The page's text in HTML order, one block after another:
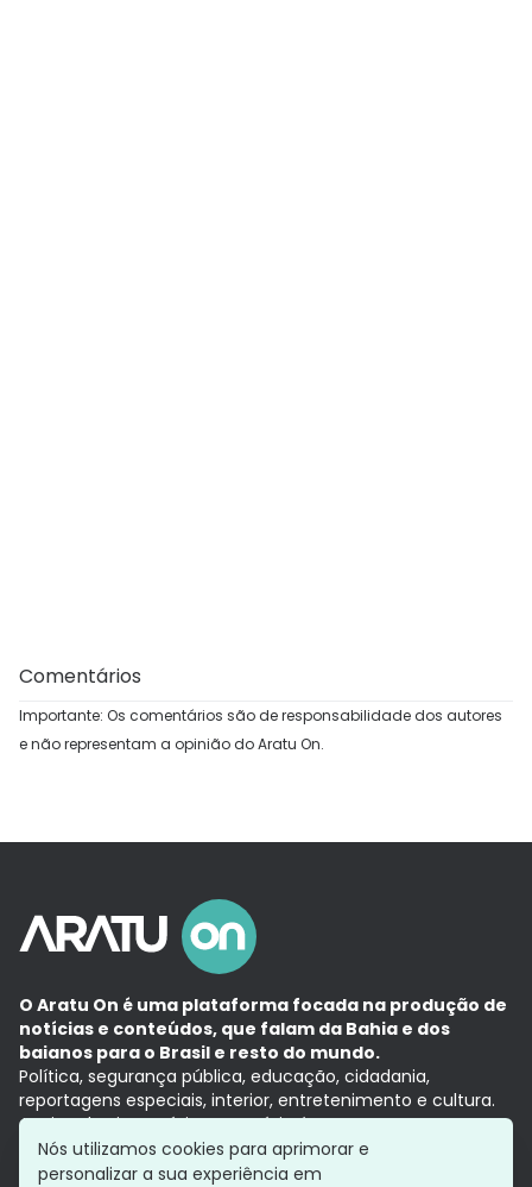
Comentários
Importante: Os comentários são de responsabilidade dos autores
e não representam a opinião do Aratu On.
O Aratu On é uma plataforma focada na produção de
notícias e conteúdos, que falam da Bahia e dos
baianos para o Brasil e resto do mundo.
Política, segurança pública, educação, cidadania,
reportagens especiais, interior, entretenimento e cultura.
Aqui, tudo vira notícia e a notícia é no tempo presente,
com a credibilidade do Grupo Aratu.
Grupo Aratu
Política de privacidade
Nós utilizamos cookies para aprimorar e
personalizar a sua experiência em